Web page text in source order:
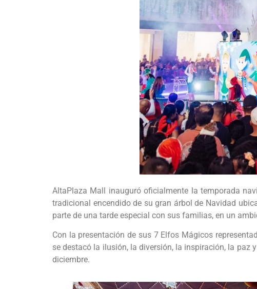
AltaPlaza Mall inauguró oficialmente la temporada
tradicional encendido de su gran árbol de Navidad
parte de una tarde especial con sus familias, en un
Con la presentación de sus 7 Elfos Mágicos
se destacó la ilusión, la diversión, la inspiración, la paz
diciembre.